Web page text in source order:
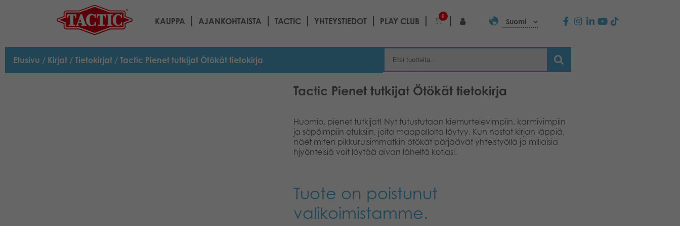
KAUPPA AJANKOHTAISTA TACTIC YHTEYSTIEDOT PLAY CLUB
0
Suomi
Etusivu / Kirjat / Tietokirjat / Tactic Pienet tutkijat Ötökät tietokirja
Tactic Pienet tutkijat Ötökät tietokirja
Huomio, pienet tutkijat! Nyt tutustutaan kiemurtelevimpiin, karmivimpiin
ja söpöimpiin otuksiin, joita maapallolta löytyy. Kun nostat kirjan läppiä,
näet miten pikkuruisimmatkin ötökät pärjäävät yhteistyöllä ja millaisia
hjyönteisiä voit löytää aivan läheltä kotiasi.
Tuote on poistunut
valikoimistamme.